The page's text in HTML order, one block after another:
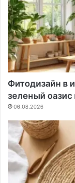
Фитодизайн в
зеленый оазис
06.08.2026